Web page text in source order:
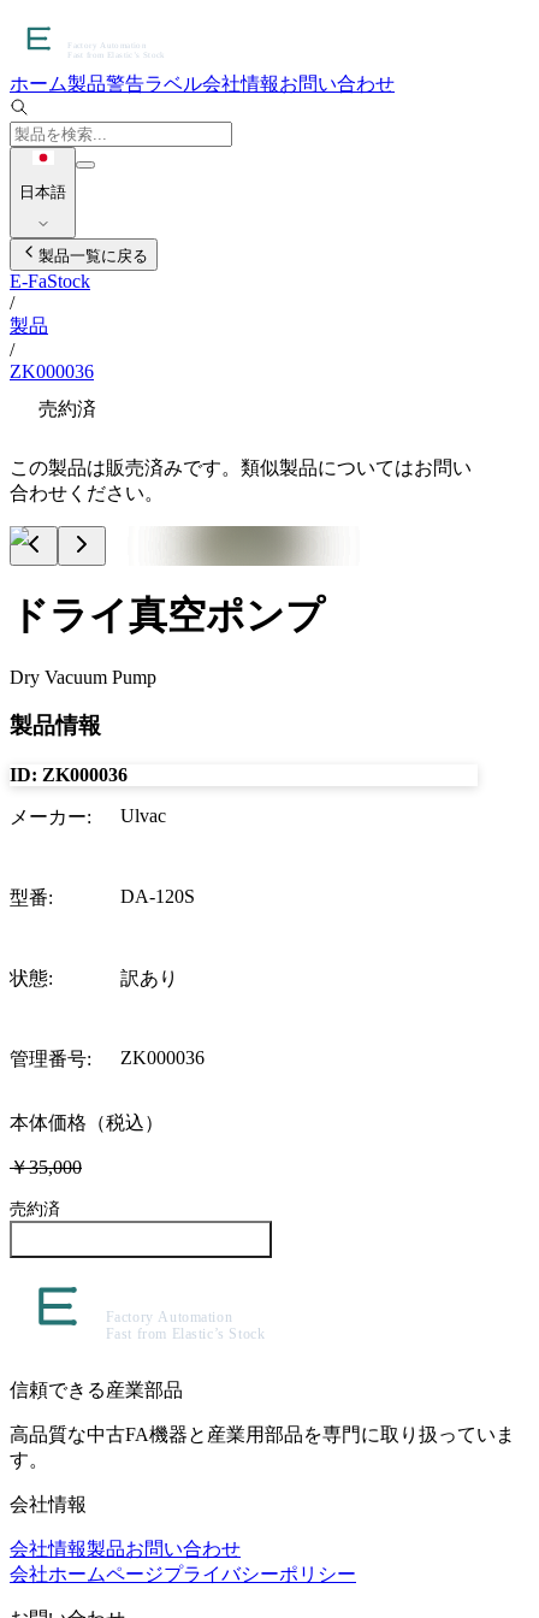
ホーム製品警告ラベル会社情報お問い合わせ
日本語
製品一覧に戻る
E-FaStock
/
製品
/
ZK000036
売約済
この製品は販売済みです。類似製品についてはお問い
合わせください。
ドライ真空ポンプ
Dry Vacuum Pump
製品情報
ID: ZK000036
メーカー: Ulvac
型番: DA-120S
状態: 訳あり
管理番号: ZK000036
本体価格（税込）
￥35,000
売約済
信頼できる産業部品
高品質な中古FA機器と産業用部品を専門に取り扱っていま
す。
会社情報
会社情報製品お問い合わせ
会社ホームページプライバシーポリシー